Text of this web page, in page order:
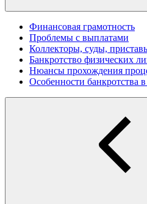
Финансовая грамотность
Проблемы с выплатами
Коллекторы, суды,
Банкротство физических
Нюансы прохождения
Особенности банкротства